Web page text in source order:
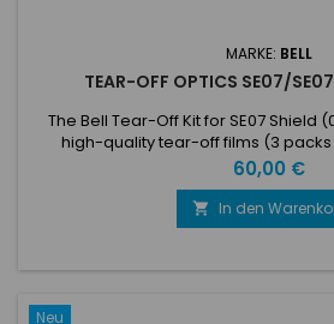
MARKE: BELL
TEAR-OFF OPTICS SE07/
The Bell Tear-Off Kit for SE07 Shield
high-quality tear-off films (3 packs
maintain clear visibility by quickly
during races.
Preis
60,00 €
 In den
Neu